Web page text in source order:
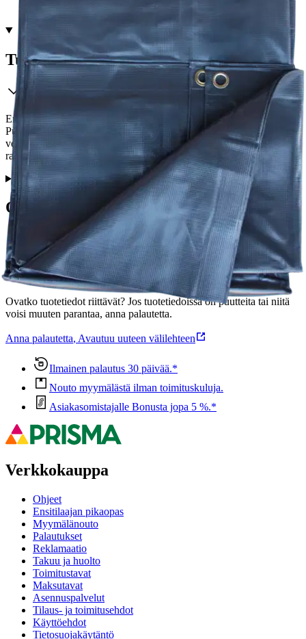
Ei saatavilla
Tuotekuvaus
Erittäin kestävä harmaa PVC-peite vaativaan suojaukseen.
Purjerenkaat metrin välein. UV-suojattu. Suojapeite on pestävä,
vedenkestävä ja se sopii kaikenlaiseen rajaamiseen ja suojaamiseen
rakennustyömailla, maataloudessa, teollisuudessa, ja työpajoissa.
Ominaisuudet
Oletko tyytyväinen tuotetietoihin?
Ovatko tuotetiedot riittävät? Jos tuotetiedoissa on puutteita tai niitä
voisi muuten parantaa, anna palautetta.
Anna palautetta, Avautuu uuteen välilehteen
Ilmainen palautus 30 päivää.*
Nouto myymälästä ilman toimituskuluja.
Asiakasomistajalle Bonusta jopa 5 %.*
Verkkokauppa
Ohjeet
Ensitilaajan pikaopas
Myymälänouto
Palautukset
Reklamaatio
Takuu ja huolto
Toimitustavat
Maksutavat
Asennuspalvelut
Tilaus- ja toimitusehdot
Käyttöehdot
Tietosuojakäytäntö